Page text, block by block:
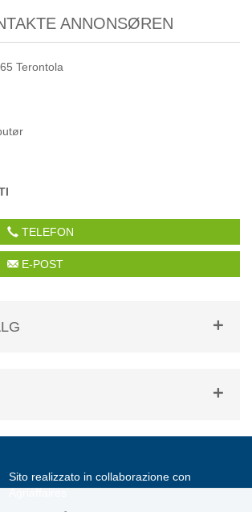
ANNONSØREN
Terontola
TELEFON
E-POST
Sito realizzato in collaborazione con